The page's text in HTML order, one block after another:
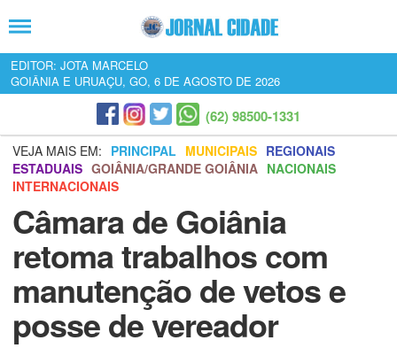
EDITOR: JOTA MARCELO
GOIÂNIA E URUAÇU, GO, 6 DE AGOSTO DE 2026
(62) 98500-1331
VEJA MAIS EM: PRINCIPAL MUNICIPAIS REGIONAIS
ESTADUAIS GOIÂNIA/GRANDE GOIÂNIA NACIONAIS
INTERNACIONAIS
Câmara de Goiânia
retoma trabalhos com
manutenção de vetos e
posse de vereador